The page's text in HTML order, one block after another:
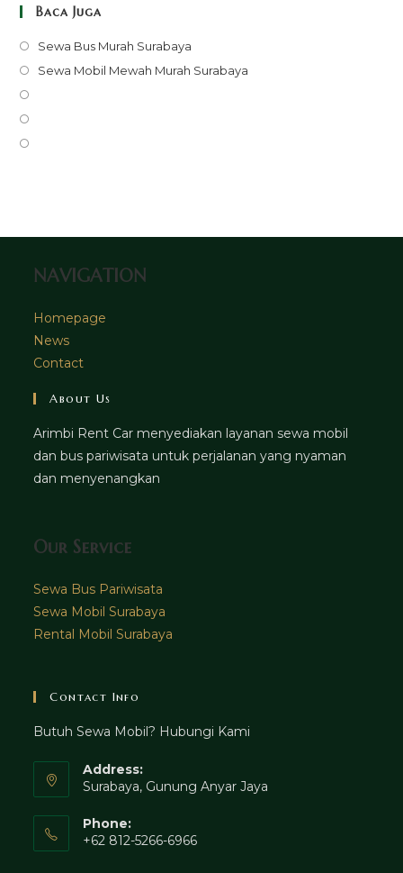
Baca Juga
Sewa Bus Murah Surabaya
in
Sewa Mobil Mewah Murah Surabaya
NAVIGATION
Homepage
News
Contact
About Us
Arimbi Rent Car menyediakan layanan sewa mobil
dan bus pariwisata untuk perjalanan yang nyaman
dan menyenangkan
Our Service
Sewa Bus Pariwisata
Sewa Mobil Surabaya
Rental Mobil Surabaya
Contact Info
Butuh Sewa Mobil? Hubungi Kami
Address:
Surabaya, Gunung Anyar Jaya
Phone:
+62 812-5266-6966